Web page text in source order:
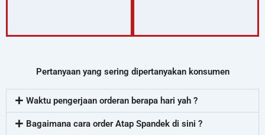
Pertanyaan yang sering dipertanyakan konsumen
Waktu pengerjaan orderan berapa hari yah ?
Bagaimana cara order Atap Spandek di sini ?